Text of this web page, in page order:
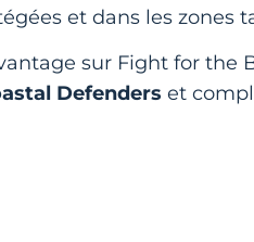
et dans les zones
sur Fight for
Defenders et